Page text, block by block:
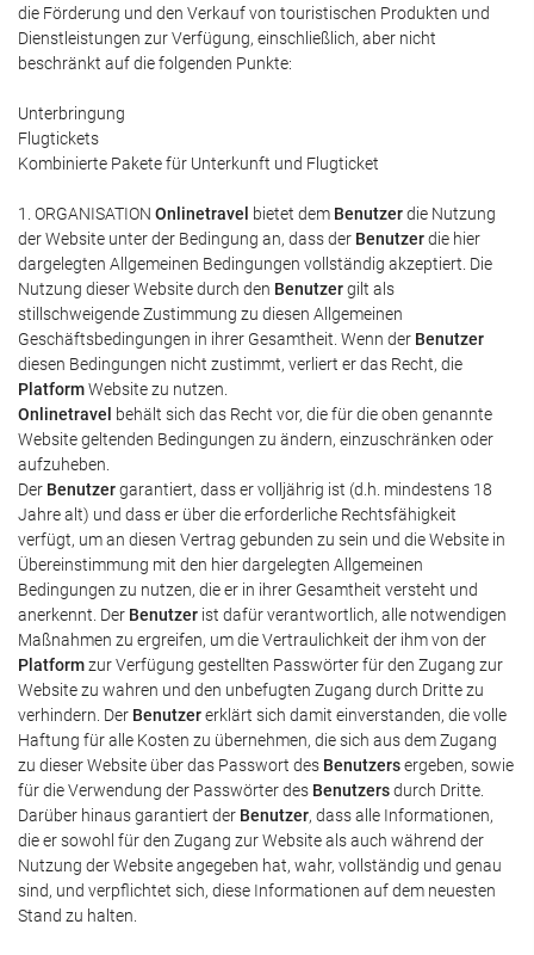
die Förderung und den Verkauf von touristischen Produkten und
Dienstleistungen zur Verfügung, einschließlich, aber nicht
beschränkt auf die folgenden Punkte:
Unterbringung
Flugtickets
Kombinierte Pakete für Unterkunft und Flugticket
1. ORGANISATION Onlinetravel bietet dem Benutzerdie Nutzung
der Website unter der Bedingung an, dass der Benutzerdie hier
dargelegten Allgemeinen Bedingungen vollständig akzeptiert. Die
Nutzung dieser Website durch den Benutzergilt als
stillschweigende Zustimmung zu diesen Allgemeinen
Geschäftsbedingungen in ihrer Gesamtheit. Wenn der Benutzer
diesen Bedingungen nicht zustimmt, verliert er das Recht, die
PlatformWebsite zu nutzen.
Onlinetravel behält sich das Recht vor, die für die oben genannte
Website geltenden Bedingungen zu ändern, einzuschränken oder
aufzuheben.
Der Benutzergarantiert, dass er volljährig ist (d.h. mindestens 18
Jahre alt) und dass er über die erforderliche Rechtsfähigkeit
verfügt, um an diesen Vertrag gebunden zu sein und die Website in
Übereinstimmung mit den hier dargelegten Allgemeinen
Bedingungen zu nutzen, die er in ihrer Gesamtheit versteht und
anerkennt. Der Benutzer ist dafür verantwortlich, alle notwendigen
Maßnahmen zu ergreifen, um die Vertraulichkeit der ihm von der
Platformzur Verfügung gestellten Passwörter für den Zugang zur
Website zu wahren und den unbefugten Zugang durch Dritte zu
verhindern. Der Benutzererklärt sich damit einverstanden, die volle
Haftung für alle Kosten zu übernehmen, die sich aus dem Zugang
zu dieser Website über das Passwort des Benutzersergeben, sowie
für die Verwendung der Passwörter des Benutzersdurch Dritte.
Darüber hinaus garantiert der Benutzer, dass alle Informationen,
die er sowohl für den Zugang zur Website als auch während der
Nutzung der Website angegeben hat, wahr, vollständig und genau
sind, und verpflichtet sich, diese Informationen auf dem neuesten
Stand zu halten.